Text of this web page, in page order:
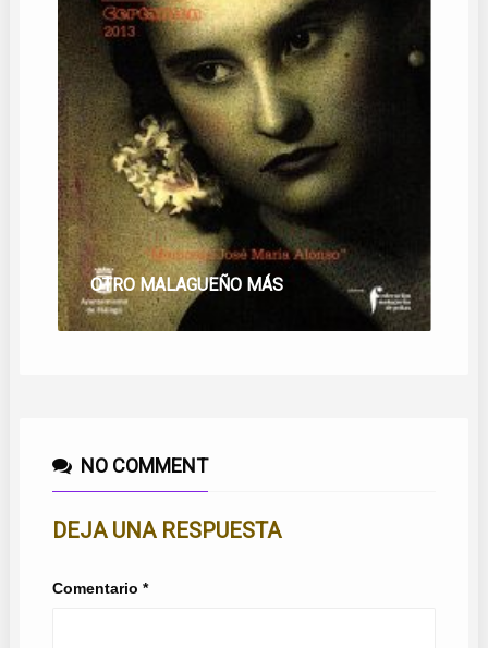
OTRO MALAGUEÑO MÁS
NO COMMENT
DEJA UNA RESPUESTA
Comentario *